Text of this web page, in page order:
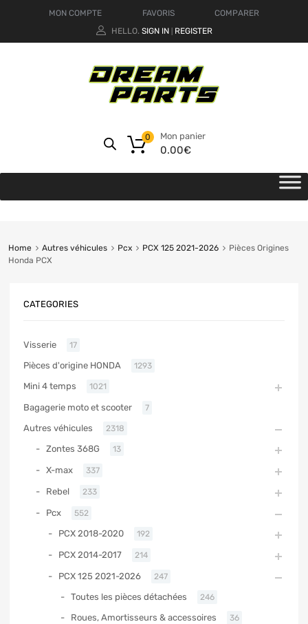
MON COMPTE FAVORIS
COMPARER
HELLO. SIGN IN REGISTER
Mon panier
0.00€
0
Home Autres véhicules Pcx PCX 125 2021-2026
Pièces Origines
Honda PCX
CATEGORIES
Visserie 17
Pièces d'origine HONDA 1293
Mini 4 temps 1021
Bagagerie moto et scooter 7
Autres véhicules 2318
Zontes 368G 13
X-max 337
Rebel 233
Pcx 552
PCX 2018-2020 192
PCX 2014-2017 214
PCX 125 2021-2026 247
Toutes les pièces détachées 246
Roues, Amortisseurs & accessoires 36